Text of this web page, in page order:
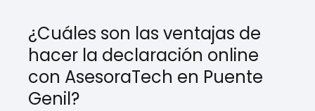
¿Cuáles son las ventajas de
hacer la declaración online
con AsesoraTech en Puente
Genil?